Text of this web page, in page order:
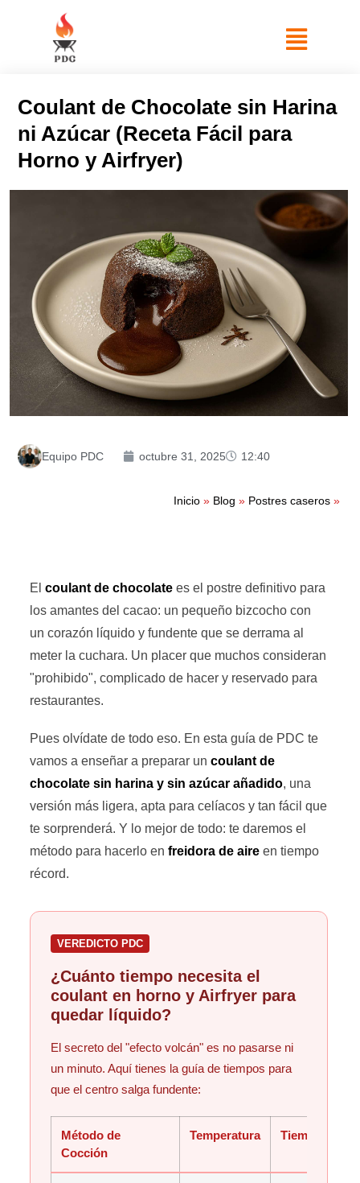
Coulant de Chocolate sin Harina
ni Azúcar (Receta Fácil para
Horno y Airfryer)
Equipo PDC octubre 31, 2025 12:40
Inicio » Blog » Postres caseros »
El coulant de chocolate es el postre definitivo para
los amantes del cacao: un pequeño bizcocho con
un corazón líquido y fundente que se derrama al
meter la cuchara. Un placer que muchos consideran
"prohibido", complicado de hacer y reservado para
restaurantes.
Pues olvídate de todo eso. En esta guía de PDC te
vamos a enseñar a preparar un coulant de
chocolate sin harina y sin azúcar añadido, una
versión más ligera, apta para celíacos y tan fácil que
te sorprenderá. Y lo mejor de todo: te daremos el
método para hacerlo en freidora de aire en tiempo
récord.
VEREDICTO PDC
¿Cuánto tiempo necesita el
coulant en horno y Airfryer para
quedar líquido?
El secreto del "efecto volcán" es no pasarse ni
un minuto. Aquí tienes la guía de tiempos para
que el centro salga fundente:
Método de
Cocción
Temperatura Tiempo Clave